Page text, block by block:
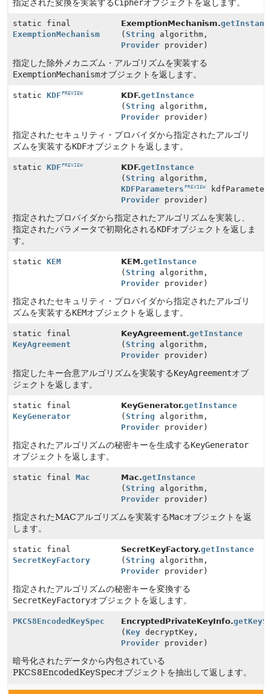
指定された変換を実装するCipherオブジェクトを返します。
static final
ExemptionMechanism
ExemptionMechanism.
(String algorithm,
Provider provider)
指定した除外メカニズム・アルゴリズムを実装する
ExemptionMechanismオブジェクトを返します。
static KDF PREVIEW KDF.getInstance
(String algorithm,
Provider provider)
指定されたセキュリティ・プロバイダから指定されたアルゴリ
ズムを実装するKDFオブジェクトを返します。
static KDF PREVIEW KDF.getInstance
(String algorithm,
KDFParameters PREVIEW
Provider provider)
指定されたプロバイダから指定されたアルゴリズムを実装し、
指定されたパラメータで初期化されるKDFオブジェクトを返しま
す。
static KEM KEM.getInstance
(String algorithm,
Provider provider)
指定されたセキュリティ・プロバイダから指定されたアルゴリ
ズムを実装するKEMオブジェクトを返します。
static final
KeyAgreement
KeyAgreement.getInstance
(String algorithm,
Provider provider)
指定したキー合意アルゴリズムを実装するKeyAgreementオブ
ジェクトを返します。
static final
KeyGenerator
KeyGenerator.getInstance
(String algorithm,
Provider provider)
指定されたアルゴリズムの秘密キーを生成するKeyGenerator
オブジェクトを返します。
static final Mac Mac.getInstance
(String algorithm,
Provider provider)
指定されたMACアルゴリズムを実装するMacオブジェクトを返
します。
static final
SecretKeyFactory
SecretKeyFactory.getInstance
(String algorithm,
Provider provider)
指定されたアルゴリズムの秘密キーを変換する
SecretKeyFactoryオブジェクトを返します。
PKCS8EncodedKeySpec EncryptedPrivateKeyInfo.
(Key decryptKey,
Provider provider)
暗号化されたデータから内包されている
PKCS8EncodedKeySpecオブジェクトを抽出して返します。